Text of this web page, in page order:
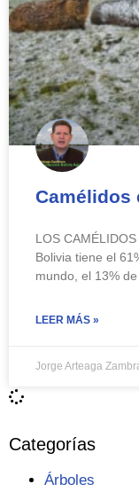
Camélidos
LOS
Bolivia tiene el
mundo, el 13%
LEER MÁS »
Jorge Arteaga
Categorías
Árboles